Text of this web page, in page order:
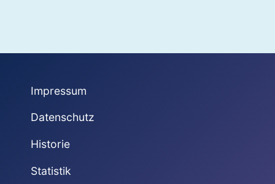
Impressum
Datenschutz
Historie
Statistik